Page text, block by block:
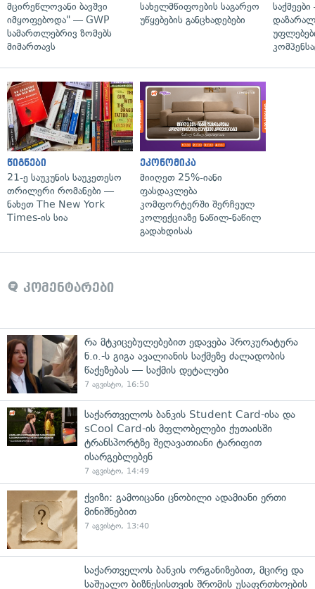
მცირეწლოვანი ბავშვი
იმყოფებოდა" — GWP
სამართლებრივ ზომებს
მიმართავს
სახელმწიფოების საგარეო
უწყებების განცხადებები
წიგნები
21-ე საუკუნის საუკეთესო
თრილერი რომანები —
ნახეთ The New York
Times-ის სია
ეკონომიკა
მიიღეთ 25%-იანი
ფასდაკლება
კომფორტერში შერჩეულ
კოლექციაზე ნაწილ-ნაწილ
გადახდისას
კომენტარები
რა მტკიცებულებებით ედავება პროკურატურა
ნ.ი.-ს გიგა ავალიანის საქმეზე ძალადობის
წაქეზებას — საქმის დეტალები
7 აგვისტო, 16:50
საქართველოს ბანკის Student Card-ისა და
sCool Card-ის მფლობელები ქუთაისში
ტრანსპორტზე შეღავათიანი ტარიფით
ისარგებლებენ
7 აგვისტო, 14:49
ქვიზი: გამოიცანი ცნობილი ადამიანი ერთი
მინიშნებით
7 აგვისტო, 13:40
საქართველოს ბანკის ორგანიზებით, მცირე და
საშუალო ბიზნესისთვის შრომის უსაფრთხოების